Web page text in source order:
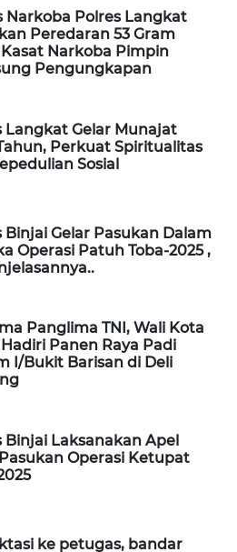
Narkoba Polres Langkat
Peredaran 53 Gram
Narkoba Pimpin
Pengungkapan
Langkat Gelar Munajat
Perkuat Spiritualitas
Sosial
Binjai Gelar Pasukan Dalam
Operasi Patuh Toba-2025 ,
Panglima TNI, Wali Kota
Panen Raya Padi
I/Bukit Barisan di Deli
Binjai Laksanakan Apel
Operasi Ketupat
ke petugas, bandar